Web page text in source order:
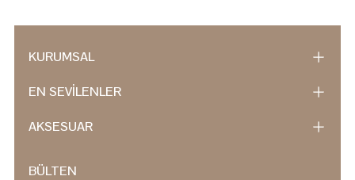
KURUMSAL
EN SEVİLENLER
AKSESUAR
BÜLTEN